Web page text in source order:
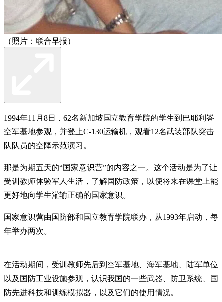
（照片：联合早报）
1994年11月8日，62名新加坡国立教育学院的学生到巴耶利峇
空军基地参观，并登上C-130运输机，观看12名武装部队突击
队队员的空降示范演习。
那是为期五天的“国家意识营”的内容之一。这个活动是为了让
受训教师体验军人生活，了解国防政策，以便将来在课堂上能
更好地向学生灌输正确的国家意识。
国家意识营由国防部和国立教育学院联办，从1993年启动，每
年举办两次。
在活动期间，受训教师先后到空军基地、海军基地、陆军单位
以及国防工业设施参观，认识我国的一些武器、防卫系统、国
防先进科技和训练模拟器，以及它们的使用情况。